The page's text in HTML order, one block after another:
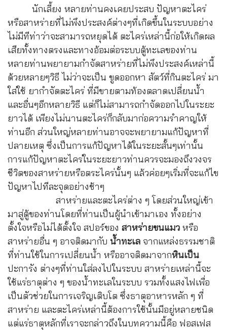
นักเลี้ยง หลายท่านคงเคยประสบ ปัญหาตะไคร่
หรือสาหร่ายที่ไม่พึงประสงค์ต่างๆที่เกิดขึ้นในระบบอย่าง
ไม่มีทีท่าว่าจะสามารถหยุดได้ ตะไคร่เหล่านี้ก่อให้เกิดผล
เสียทั้งทางตรงและทางอ้อมต่อระบบตู้ทะเลของท่าน
หลายท่านพยายามกำจัดสาหร่ายที่ไม่พึงประสงค์เหล่านี้
ด้วยหลายๆวิธี ไม่ว่าจะเป็น ขูดออกหา สัตว์ที่กินตะไคร่ มา
ใส่ใช้ ยากำจัดตะไคร่ ที่มีขายตามท้องตลาดเปลี่ยนน้ำ
และอื่นๆอีกหลายวิธี แต่ก็ไม่สามารถกำจัดออกไปในระยะ
ยาวได้ เพียงไม่นานตะไคร่ก็กลับมาก่อความรำคาญให้
ท่านอีก ส่วนใหญ่หลายท่านอาจจะพยายามแก้ปัญหาที่
ปลายเหตุ ซึ่งเป็นการแก้ปัญหาได้ในระยะสั้นๆเท่านั้น
การแก้ปัญหาตะไคร่ในระยะยาวท่านควรจะมองถึงวงจร
ชีวิตของสาหร่ายหรือตระไคร่นั้นๆ แล้วค่อยๆเริ่มที่จะแก้ไข
ปัญหาไปทีละจุดอย่างช้าๆ
สาหร่ายและตะไคร่ต่าง ๆ โดยส่วนใหญ่เข้า
มาสู่ตู้ของท่านโดยที่ท่านเป็นผู้นำเข้ามาเอง ทั้งอย่าง
ตั้งใจหรือไม่ได้ตั้งใจ สปอร์ของ สาหร่ายขนแมว หรือ
สาหร่ายอื่น ๆ อาจติดมากับ น้ำทะเล จากแหล่งธรรมชาติ
ที่ท่านใช้ในการเปลี่ยนน้ำ หรืออาจติดมาจากหินเป็น
ปะการัง ต่างๆที่ท่านใส่ลงไปในระบบ สาหร่ายเหล่านี้จะ
ใช้แร่ธาตุต่าง ๆ ของน้ำทะเลในระบบ รวมทั้งแสงไฟเพื่อ
เป็นตัวช่วยในการเจริญเติบโต ซึ่งธาตุอาหารหลัก ๆ ที่
สาหร่าย และตะไคร่เหล่านี้ต้องการใช้นั้นมีอยู่หลายชนิด
แต่แร่ธาตุหลักที่เราจะกล่าวถึงในบทความนี้คือ ฟอสเฟส